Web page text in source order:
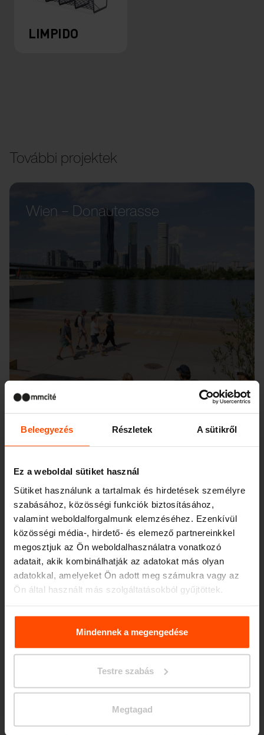
Beleegyezés Részletek A sütikről
Ez a weboldal sütiket használ
Sütiket használunk a tartalmak és hirdetések személyre
szabásához, közösségi funkciók biztosításához,
valamint weboldalforgalmunk elemzéséhez. Ezenkívül
közösségi média-, hirdető- és elemező partnereinkkel
megosztjuk az Ön weboldalhasználatra vonatkozó
adatait, akik kombinálhatják az adatokat más olyan
adatokkal, amelyeket Ön adott meg számukra vagy az
Ön által használt más szolgáltatásokból gyűjtöttek.
További információért kérjük, látogasson el aPrinciples
Relating to the Processing. Personal Data
Mindennek a megengedése
Testre szabás
Megtagad
LIMPIDO
További projektek
Wien – Donauterasse
Seattle – Popup park